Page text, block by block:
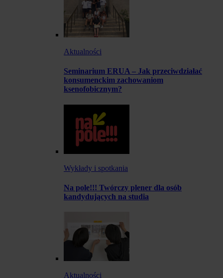
Aktualności
Seminarium ERUA – Jak przeciwdziałać
konsumenckim zachowaniom
ksenofobicznym?
Wykłady i spotkania
Na pole!!! Twórczy plener dla osób
kandydujących na studia
Aktualności